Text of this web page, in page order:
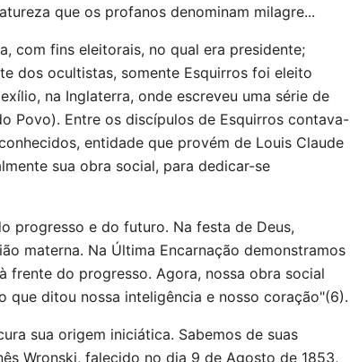
que os profanos denominam milagre...
com fins eleitorais, no qual era presidente;
dos ocultistas, somente Esquirros foi eleito
na Inglaterra, onde escreveu uma série de
Povo). Entre os discípulos de Esquirros contava-
entidade que provém de Louis Claude
sua obra social, para dedicar-se
progresso e do futuro. Na festa de Deus,
materna. Na Última Encarnação demonstramos
frente do progresso. Agora, nossa obra social
que ditou nossa inteligência e nosso coração"(6).
sua origem iniciática. Sabemos de suas
Wronski, falecido no dia 9 de Agosto de 1853,